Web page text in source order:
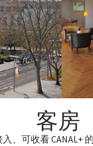
客房
、可收看 CANAL+